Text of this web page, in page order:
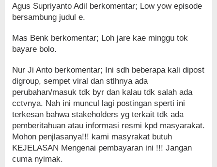
Agus Supriyanto Adil berkomentar; Low yow episode
bersambung judul e.
Mas Benk berkomentar; Loh jare kae minggu tok
bayare bolo.
Nur Ji Anto berkomentar; Ini sdh beberapa kali dipost
digroup, sempet viral dan stlhnya ada
perubahan/masuk tdk byr dan kalau tdk salah ada
cctvnya. Nah ini muncul lagi postingan sperti ini
terkesan bahwa stakeholders yg terkait tdk ada
pemberitahuan atau informasi resmi kpd masyarakat.
Mohon penjlasanya!!! kami masyrakat butuh
KEJELASAN Mengenai pembayaran ini !!! Jangan
cuma nyimak.